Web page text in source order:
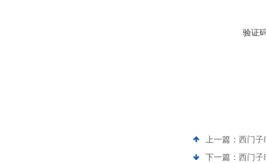
验证
上一篇： 西门子
下一篇： 西门子